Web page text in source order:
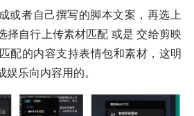
或者自己撰写的脚本文案，再选上
择自行上传素材匹配 或是 交给剪映
配的内容支持表情包和素材，这明
娱乐向内容用的。